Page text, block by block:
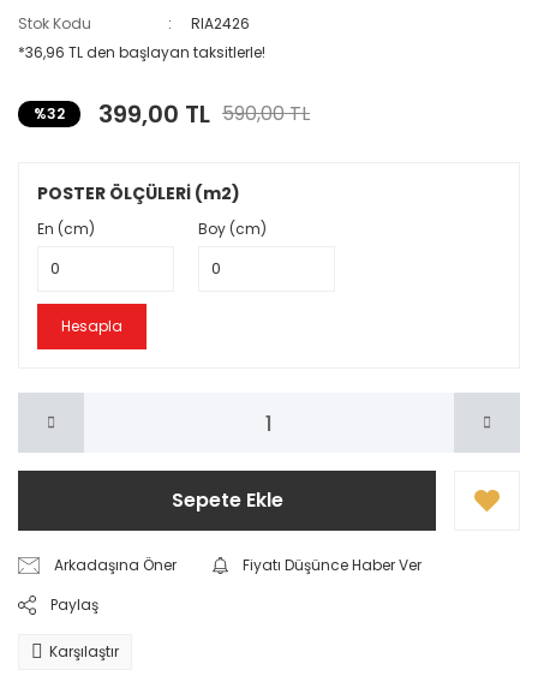
Stok Kodu
RIA2426
*36,96 TL den başlayan taksitlerle!
%32 399,00 TL 590,00 TL
POSTER ÖLÇÜLERİ (m2)
En (cm) Boy (cm)
Hesapla
Sepete Ekle
Arkadaşına Öner
Fiyatı Düşünce Haber Ver
Paylaş
Karşılaştır
Kuaför & Güzellik Salonu
Melek Kanat
Müzik Konulu
Okul & Teknoloji
Oyun Salonu
Spor & Sağlık
Taraftar
Türk
Yeşilçam